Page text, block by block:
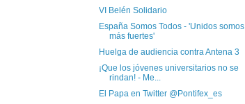
VI Belén Solidario
España Somos Todos - 'Unidos somos
más fuertes'
Huelga de audiencia contra Antena 3
¡Que los jóvenes universitarios no se
rindan! - Me...
El Papa en Twitter @Pontifex_es